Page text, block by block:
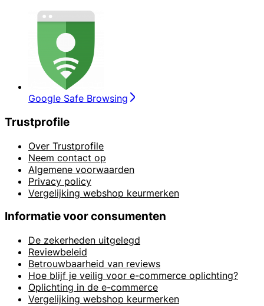
Google Safe Browsing
Trustprofile
Over Trustprofile
Neem contact op
Algemene voorwaarden
Privacy policy
Vergelijking webshop keurmerken
Informatie voor consumenten
De zekerheden uitgelegd
Reviewbeleid
Betrouwbaarheid van reviews
Hoe blijf je veilig voor e-commerce oplichting?
Oplichting in de e-commerce
Vergelijking webshop keurmerken